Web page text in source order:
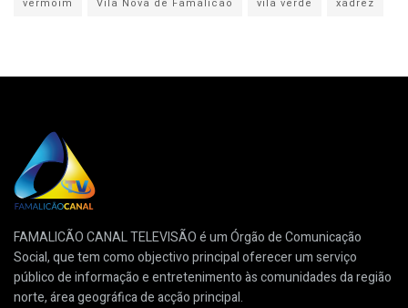
FAMALICÃO CANAL TELEVISÃO é um Órgão de Comunicação
Social, que tem como objectivo principal oferecer um serviço
público de informação e entretenimento às comunidades da região
norte, área geográfica de acção principal.